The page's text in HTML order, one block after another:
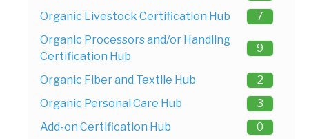
Organic Livestock Certification Hub
7
Organic Processors and/or Handling
Certification Hub
9
Organic Fiber and Textile Hub
2
Organic Personal Care Hub
3
Add-on Certification Hub
0